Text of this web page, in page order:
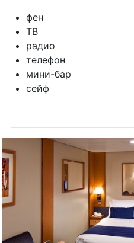
фен
ТВ
радио
телефон
мини-бар
сейф